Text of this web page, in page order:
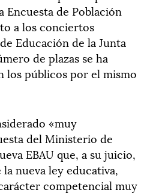
Encuesta de Población
a los conciertos
Educación de la Junta
de plazas se ha
los públicos por el mismo
«muy
del Ministerio de
EBAU que, a su juicio,
nueva ley educativa,
competencial muy